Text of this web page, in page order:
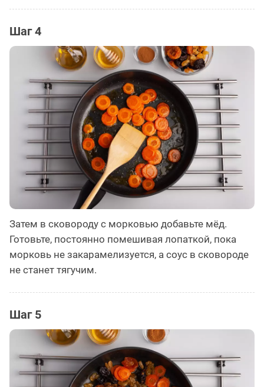
Шаг 4
Затем в сковороду с морковью добавьте мёд.
Готовьте, постоянно помешивая лопаткой, пока
морковь не закарамелизуется, а соус в сковороде
не станет тягучим.
Шаг 5